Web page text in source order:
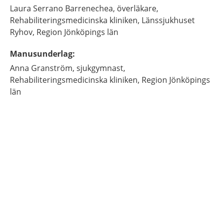
Laura Serrano Barrenechea, överläkare,
Rehabiliteringsmedicinska kliniken, Länssjukhuset
Ryhov, Region Jönköpings län
Manusunderlag:
Anna Granström, sjukgymnast,
Rehabiliteringsmedicinska kliniken, Region Jönköpings
län